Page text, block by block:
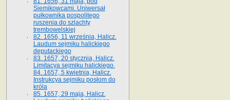
Siemikowcami. Uniwersał
pułkownika pospolitego
ruszenia do szlachty
trembowelskiej
82. 1656, 11 września, Halicz.
Laudum sejmiku halickiego
deputackiego
83. 1657, 20 stycznia, Halicz.
Limitacya sejmiku halickiego.
84. 1657, 5 kwietnia, Halicz.
Instrukcya sejmiku posłom do
króla
85. 1657, 29 maja, Halicz.